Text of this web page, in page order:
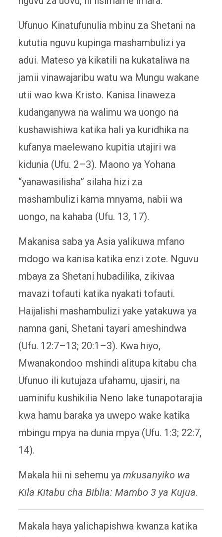
Ufunuo Kinatufunulia mbinu za Shetani na
kututia nguvu kupinga mashambulizi ya
adui. Mateso ya kikatili na kukataliwa na
jamii vinawajaribu watu wa Mungu wakane
utii wao kwa Kristo. Kanisa linaweza
kudanganywa na walimu wa uongo na
kushawishiwa katika hali ya kuridhika na
kufanya maelewano kupitia utajiri wa
kidunia (Ufu. 2–3). Maono ya Yohana
“yanawasilisha” silaha hizi za
mashambulizi kama mnyama, nabii wa
uongo, na kahaba (Ufu. 13, 17).
Makanisa saba ya Asia yalikuwa mfano
mdogo wa kanisa katika enzi zote. Nguvu
mbaya za Shetani hubadilika, zikivaa
mavazi tofauti katika nyakati tofauti.
Haijalishi mashambulizi yake yatakuwa ya
namna gani, Shetani tayari ameshindwa
(Ufu. 12:7–13; 20:1–3). Kwa hiyo,
Mwanakondoo mshindi alitupa kitabu cha
Ufunuo ili kutujaza ufahamu, ujasiri, na
uaminifu kushikilia Neno lake tunapotarajia
kwa hamu baraka ya uwepo wake katika
mbingu mpya na dunia mpya (Ufu. 1:3; 22:7,
14).
Makala hii ni sehemu ya mkusanyiko wa
Kila Kitabu cha Biblia: Mambo 3 ya Kujua.
Makala haya yalichapishwa kwanza katika